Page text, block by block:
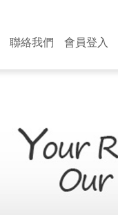
聯絡我們 會員登入